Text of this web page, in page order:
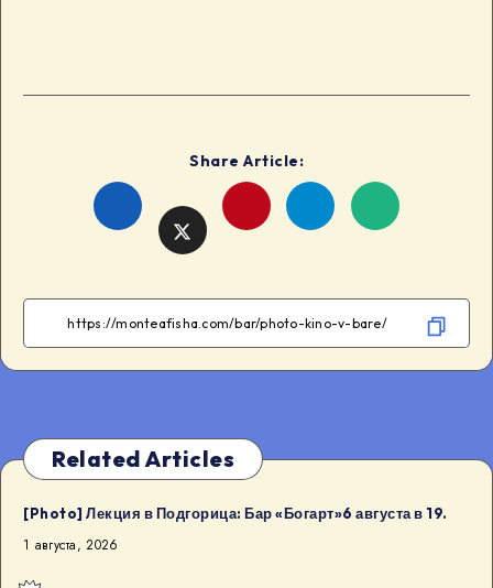
Share Article:
Share
Facebook
Share
Twitter
Share
Telegram
Share
WhatsApp
Related Articles
[Photo] Лекция в Подгорица: Бар «Богарт»6 августа в 19.
1 августа, 2026